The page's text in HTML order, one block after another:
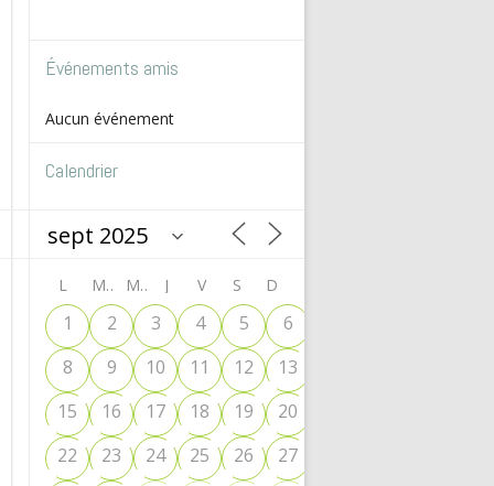
Événements amis
Aucun événement
Calendrier
L M M J V S D
1 2 3 4 5 6
8
9 10 11 12 13
15
16 17 18 19 20
22
23 24 25 26 27